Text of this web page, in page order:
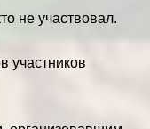
не участвовал.
участников